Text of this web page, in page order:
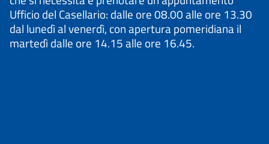
Ufficio del Casellario: dalle ore 08.00 alle ore 13.30
dal lunedì al venerdì, con apertura pomeridiana il
martedì dalle ore 14.15 alle ore 16.45.